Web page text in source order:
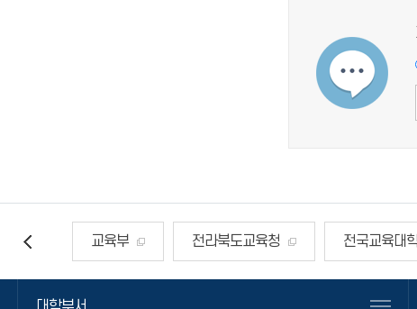
교육부 전라북도교육청 전국교육대
국민건강보험공단 한국교직원공제회